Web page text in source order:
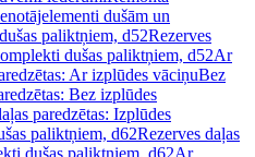
dušām un
paliktņiem, d52Rezerves
dušas paliktņiem, d52Ar
Ar izplūdes vāciņuBez
Bez izplūdes
paredzētas: Izplūdes
paliktņiem, d62Rezerves daļas
dušas paliktņiem, d62Ar